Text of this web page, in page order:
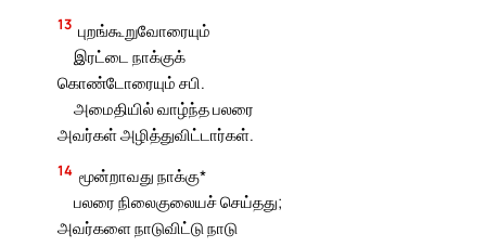
13 புறங்கூறுவோரையும்
இரட்டை நாக்குக்
கொண்டோரையும் சபி.
அமைதியில் வாழ்ந்த பலரை
அவர்கள் அழித்துவிட்டார்கள்.
14 மூன்றாவது நாக்கு*
பலரை நிலைகுலையச் செய்தது;
அவர்களை நாடுவிட்டு நாடு